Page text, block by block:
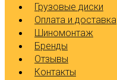
Грузовые диски
Оплата и доставка
Шиномонтаж
Бренды
Отзывы
Контакты